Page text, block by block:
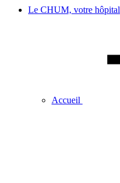
Le CHUM, votre hôpital
Accueil